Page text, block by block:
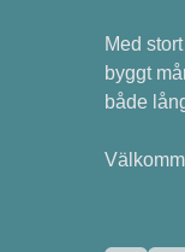
Med
byggt
både